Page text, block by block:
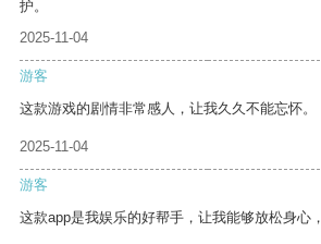
护。
2025-11-04
游客
这款游戏的剧情非常感人，让我久久不能忘怀。
2025-11-04
游客
这款app是我娱乐的好帮手，让我能够放松身心